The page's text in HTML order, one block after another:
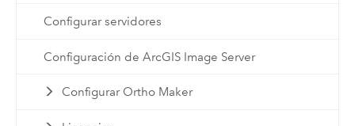
Configurar servidores
Configuración de ArcGIS Image Server
Configurar Ortho Maker